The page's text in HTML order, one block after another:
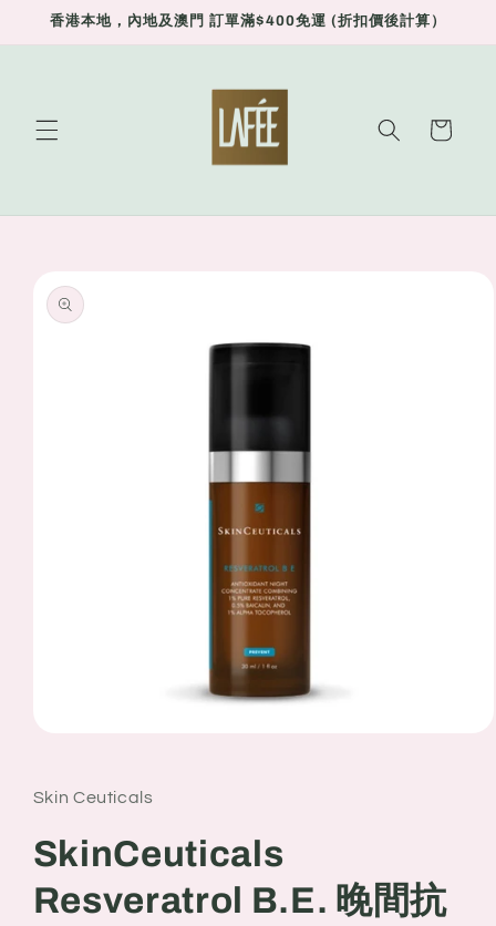
Skip to
香港本地，內地及澳門 訂單滿$400免運 (折扣價後計算）
Cart
product
information
in
modal
Skin Ceuticals
SkinCeuticals
Resveratrol B.E. 晚間抗